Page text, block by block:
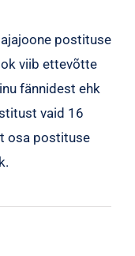
postituse
viib ettevõtte
fännidest ehk
vaid 16
osa postituse